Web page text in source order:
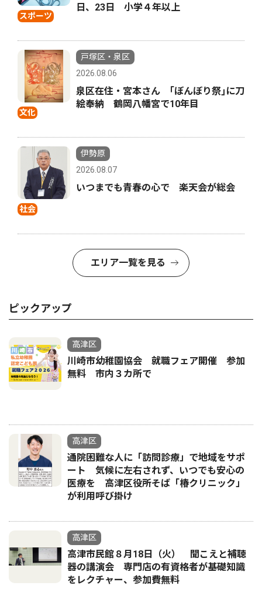
スポーツ
日、23日 小学４年以上
文化
戸塚区・泉区
2026.08.06
泉区在住・宮本さん ｢ぼんぼり祭｣に刀
絵奉納 鶴岡八幡宮で10年目
社会
伊勢原
2026.08.07
いつまでも青春の心で 楽天会が総会
エリア一覧を見る
ピックアップ
高津区
川崎市幼稚園協会 就職フェア開催 参加
無料 市内３カ所で
高津区
通院困難な人に「訪問診療」で地域をサポ
ート 気候に左右されず、いつでも安心の
医療を 高津区役所そば「椿クリニック」
が利用呼び掛け
高津区
高津市民館８月18日（火） 聞こえと補聴
器の講演会 専門店の有資格者が基礎知識
をレクチャー、参加費無料